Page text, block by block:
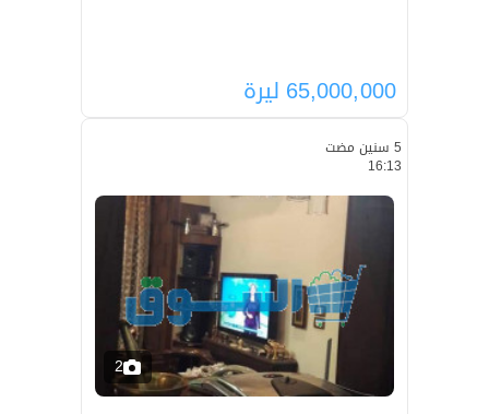
65,000,000 ليرة
5 سنين مضت
16:13
2